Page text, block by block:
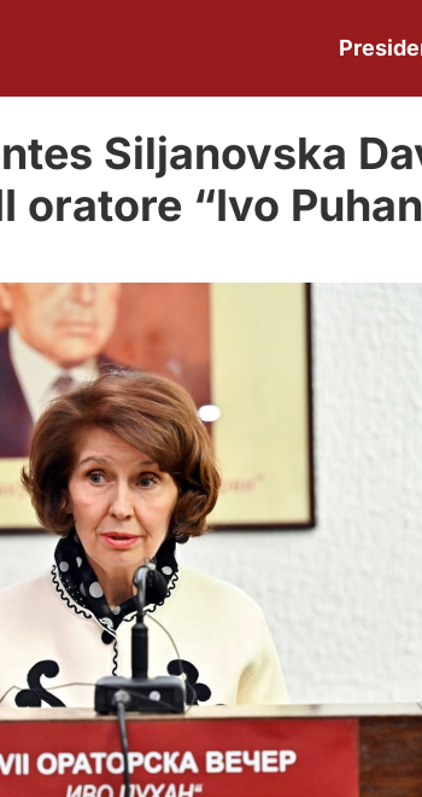
Siljanovska
oratore “Ivo